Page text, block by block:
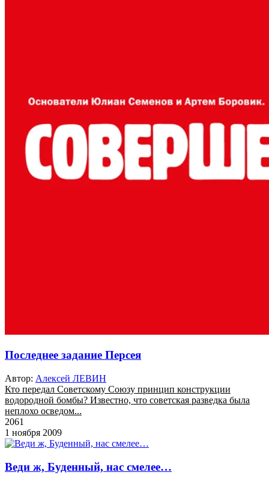
Последнее задание Персея
Автор: Алексей ЛЕВИН
Кто передал Советскому Союзу принцип конструкции
водородной бомбы? Известно, что советская разведка была
неплохо осведом...
2061
1 ноября 2009
Веди ж, Буденный, нас смелее…